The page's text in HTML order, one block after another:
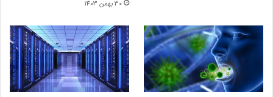
30 بهمن 1403